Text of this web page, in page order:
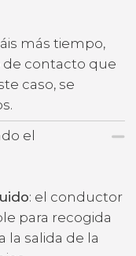
más tiempo,
contacto que
caso, se
el
: el conductor
para recogida
la salida de la